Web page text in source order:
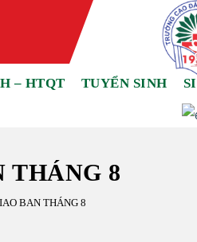
– HTQT TUYỂN SINH
THÁNG 8
BAN THÁNG 8